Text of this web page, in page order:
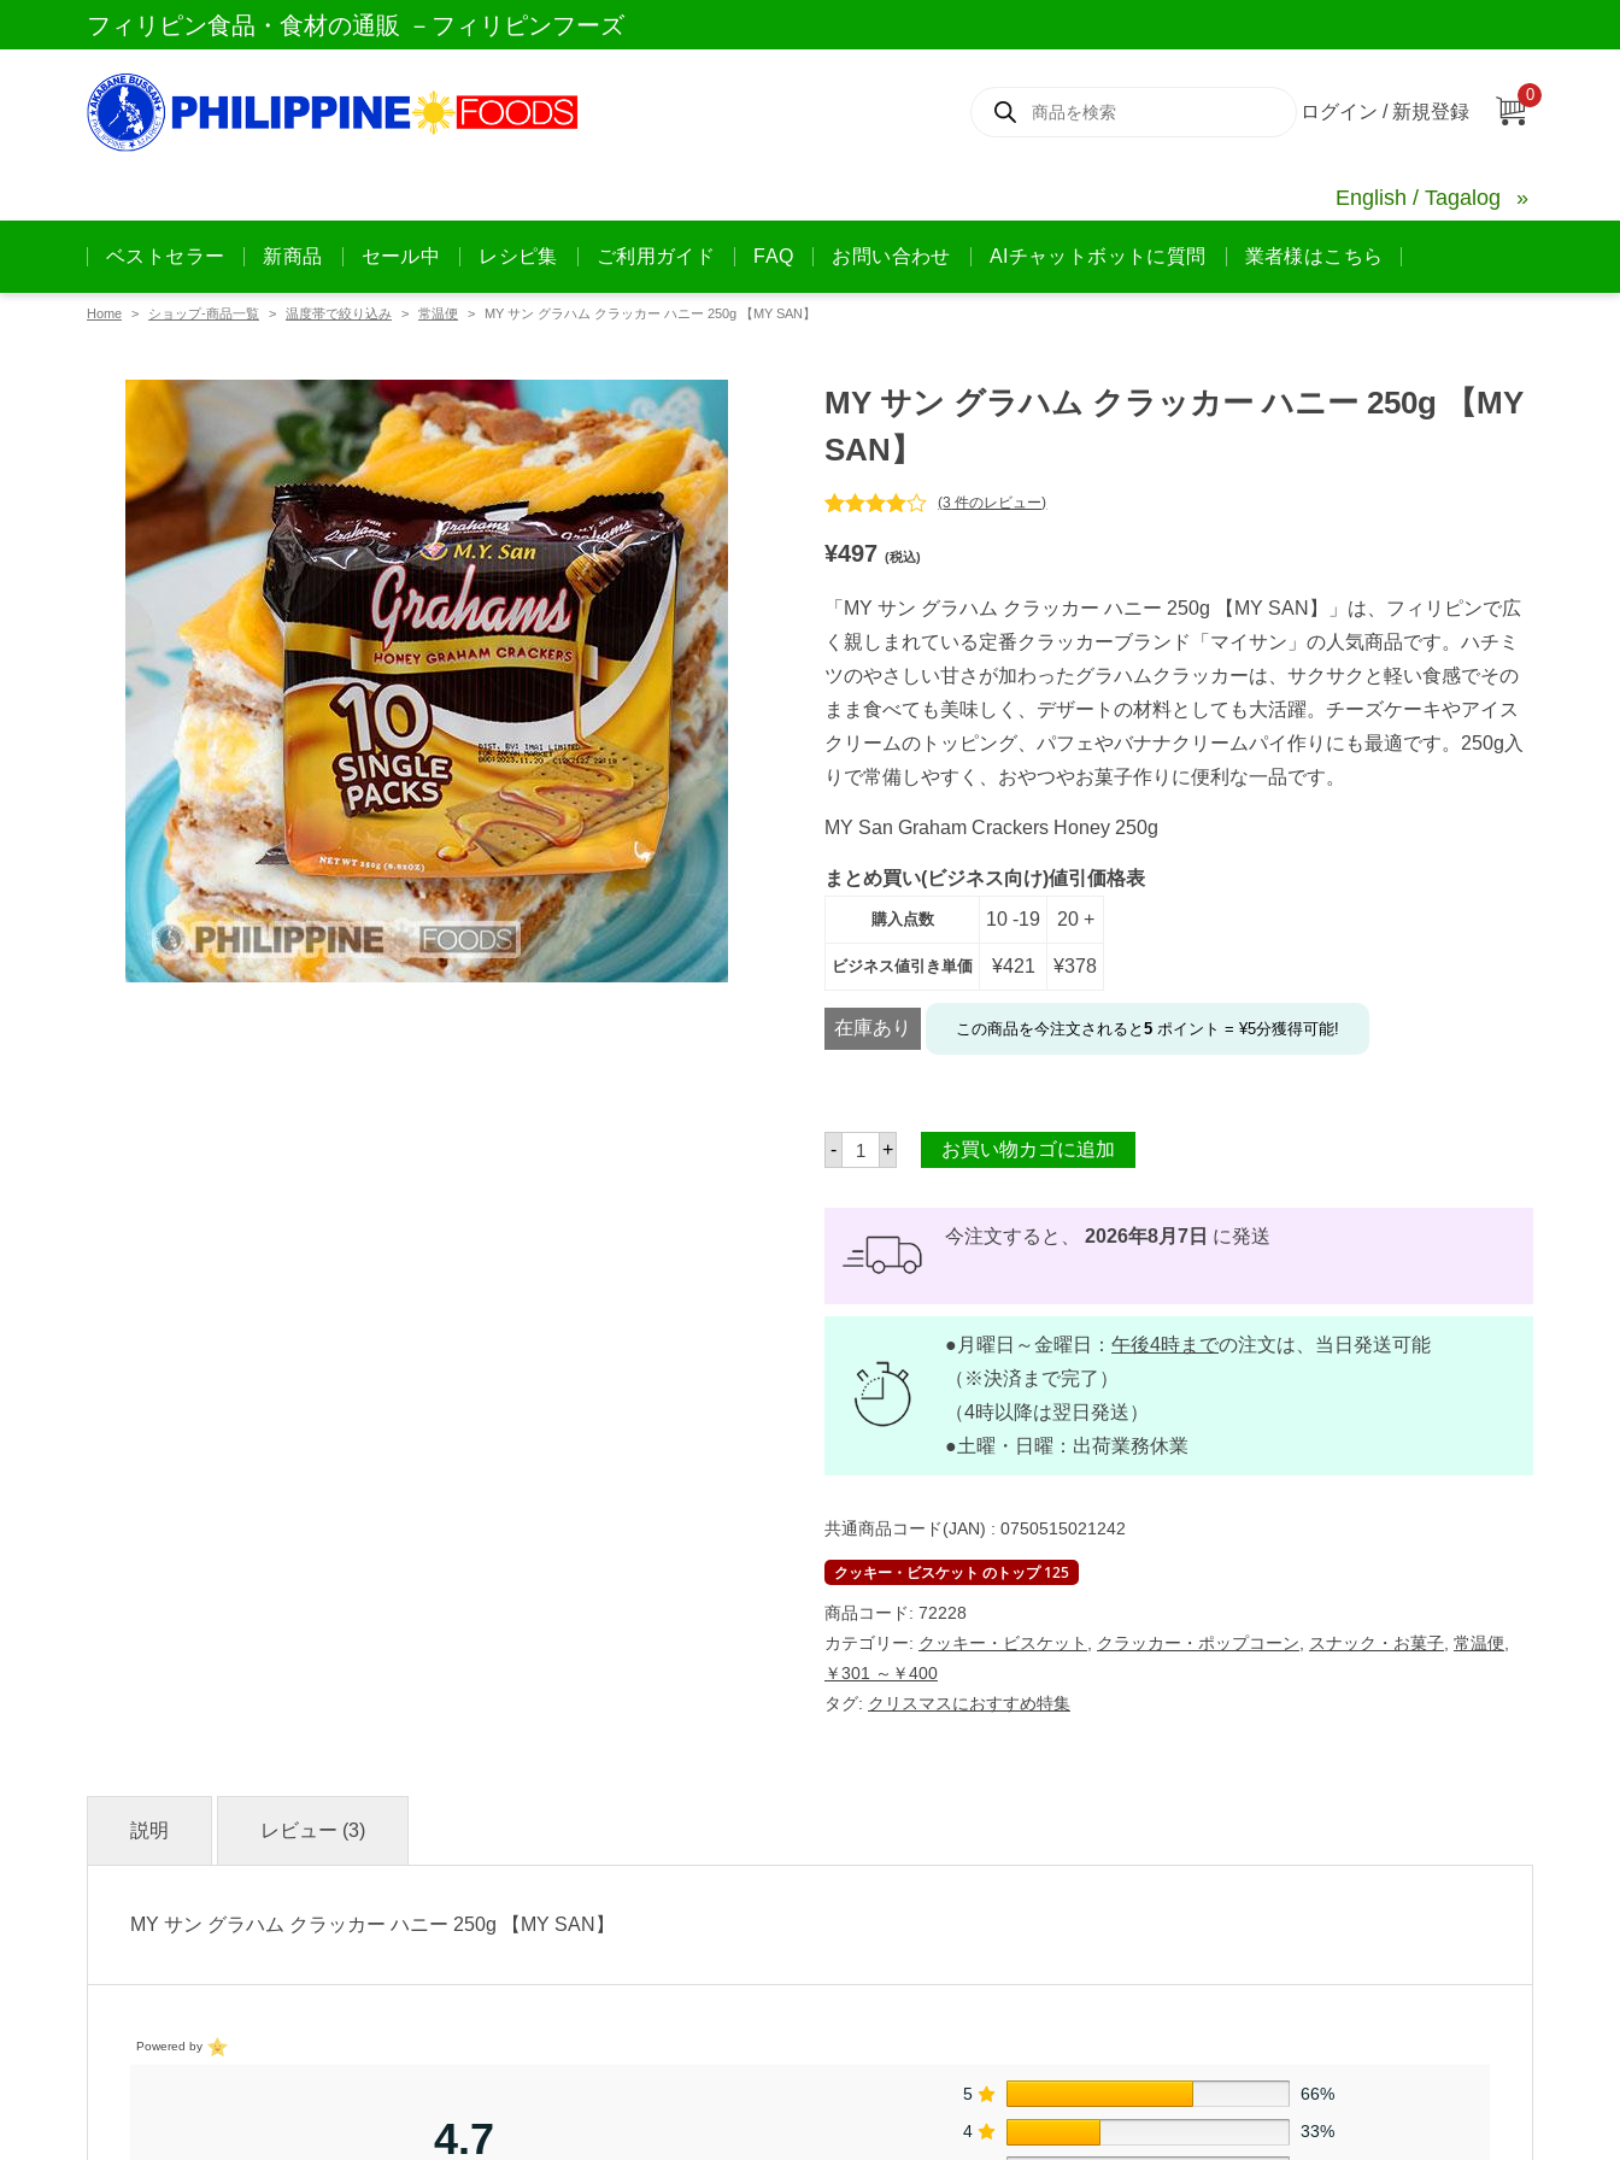
フィリピン食品・食材の通販 －フィリピンフーズ
ログイン / 新規登録
0
English / Tagalog
ベストセラー 新商品 セール中 レシピ集 ご利用ガイド FAQ お問い合わせ AIチャットボットに質問 業者様はこちら
Home ショップ-商品一覧 温度帯で絞り込み 常温便 MY サン グラハム クラッカー ハニー 250g 【MY SAN】
MY サン グラハム クラッカー ハニー 250g 【MY
SAN】
評価に基づ
く5段階評
4.67点
(3 件のレビュー)
¥497 (税込)
「MY サン グラハム クラッカー ハニー 250g 【MY SAN】」は、フィリピンで広
く親しまれている定番クラッカーブランド「マイサン」の人気商品です。ハチミ
ツのやさしい甘さが加わったグラハムクラッカーは、サクサクと軽い食感でその
まま食べても美味しく、デザートの材料としても大活躍。チーズケーキやアイス
クリームのトッピング、パフェやバナナクリームパイ作りにも最適です。250g入
りで常備しやすく、おやつやお菓子作りに便利な一品です。
MY San Graham Crackers Honey 250g
まとめ買い(ビジネス向け)値引価格表
購入点数 10 -19 20 +
ビジネス値引き単価 ¥421 ¥378
在庫あり この商品を今注文されると 5 ポイント = ¥5分獲得可能!
- M
ハ
ラ
ー
ニ
【
Y
S
A
N
】
+ お買い物カゴに追加
今注文すると、 2026年8月7日 に発送
●月曜日～金曜日： 午後4時までの注文は、当日発送可能
（※決済まで完了）
（4時以降は翌日発送）
●土曜・日曜：出荷業務休業
共通商品コード(JAN) : 0750515021242
クッキー・ビスケット のトップ 125
商品コード: 72228
カテゴリー: クッキー・ビスケット , クラッカー・ポップコーン, スナック・お菓子, 常温便,
￥301 ～￥400
タグ: クリスマスにおすすめ特集
説明 レビュー (3)
MY サン グラハム クラッカー ハニー 250g 【MY SAN】
Powered by
4.7
5
66%
4
33%